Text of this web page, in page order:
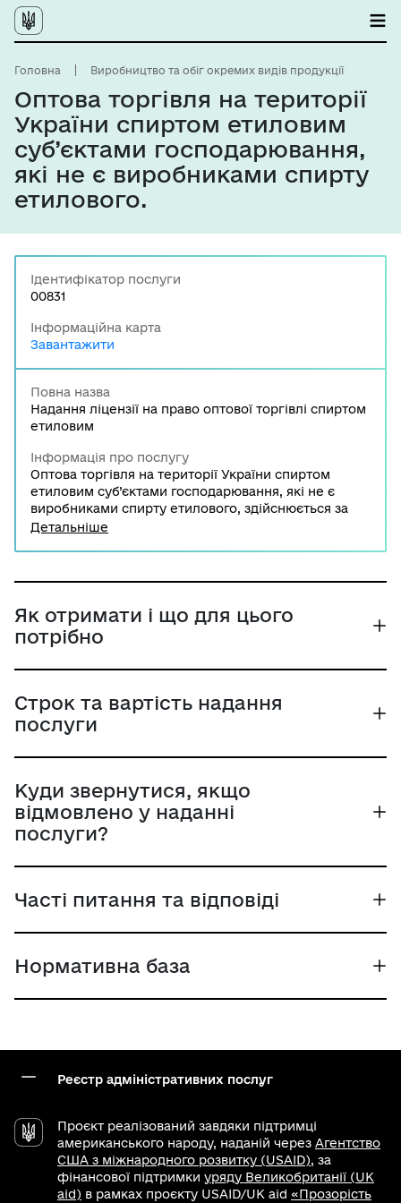
Головна Виробництво та обіг окремих видів продукції
Оптова торгівля на території
України спиртом етиловим
суб’єктами господарювання,
які не є виробниками спирту
етилового.
Ідентифікатор послуги
00831
Інформаційна карта
Завантажити
Повна назва
Надання ліцензії на право оптової торгівлі спиртом
етиловим
Інформація про послугу
Оптова торгівля на території України спиртом
етиловим суб’єктами господарювання, які не є
виробниками спирту етилового, здійснюється за
наявності у них ліцензії на право оптової торгівлі
Детальніше
Як отримати і що для цього
потрібно
Строк та вартість надання
послуги
Куди звернутися, якщо
відмовлено у наданні
послуги?
Часті питання та відповіді
Нормативна база
Реєстр адміністративних послуг
Проєкт реалізований завдяки підтримці
американського народу, наданій через Агентство
США з міжнародного розвитку (USAID), за
фінансової підтримки уряду Великобританії (UK
aid) в рамках проєкту USAID/UK aid «Прозорість